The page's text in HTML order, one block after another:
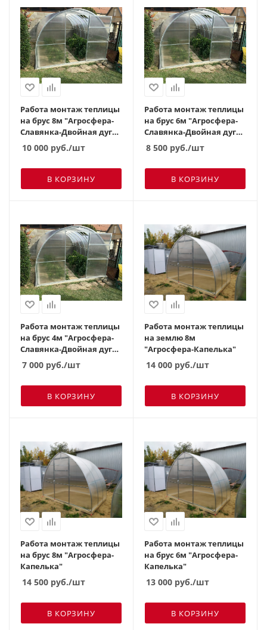
Работа монтаж теплицы
на брус 8м "Агросфера-
Славянка-Двойная дуга"
(ш
10 000 руб./шт
В КОРЗИНУ
Работа монтаж теплицы
на брус 6м "Агросфера-
Славянка-Двойная дуга"
(ша
8 500 руб./шт
В КОРЗИНУ
Работа монтаж теплицы
на брус 4м "Агросфера-
Славянка-Двойная дуга"
(ша
7 000 руб./шт
В КОРЗИНУ
Работа монтаж теплицы
на землю 8м
"Агросфера-Капелька"
14 000 руб./шт
В КОРЗИНУ
Работа монтаж теплицы
на брус 8м "Агросфера-
Капелька"
14 500 руб./шт
В КОРЗИНУ
Работа монтаж теплицы
на брус 6м "Агросфера-
Капелька"
13 000 руб./шт
В КОРЗИНУ